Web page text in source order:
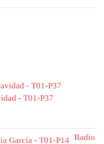
- T01-P37
Radio